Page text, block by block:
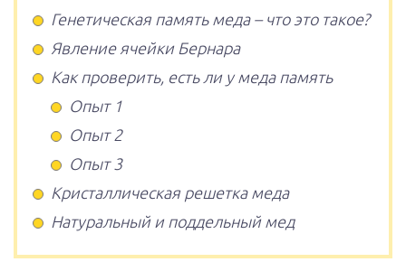
Генетическая память меда – что это такое?
Явление ячейки Бернара
Как проверить, есть ли у меда память
Опыт 1
Опыт 2
Опыт 3
Кристаллическая решетка меда
Натуральный и поддельный мед